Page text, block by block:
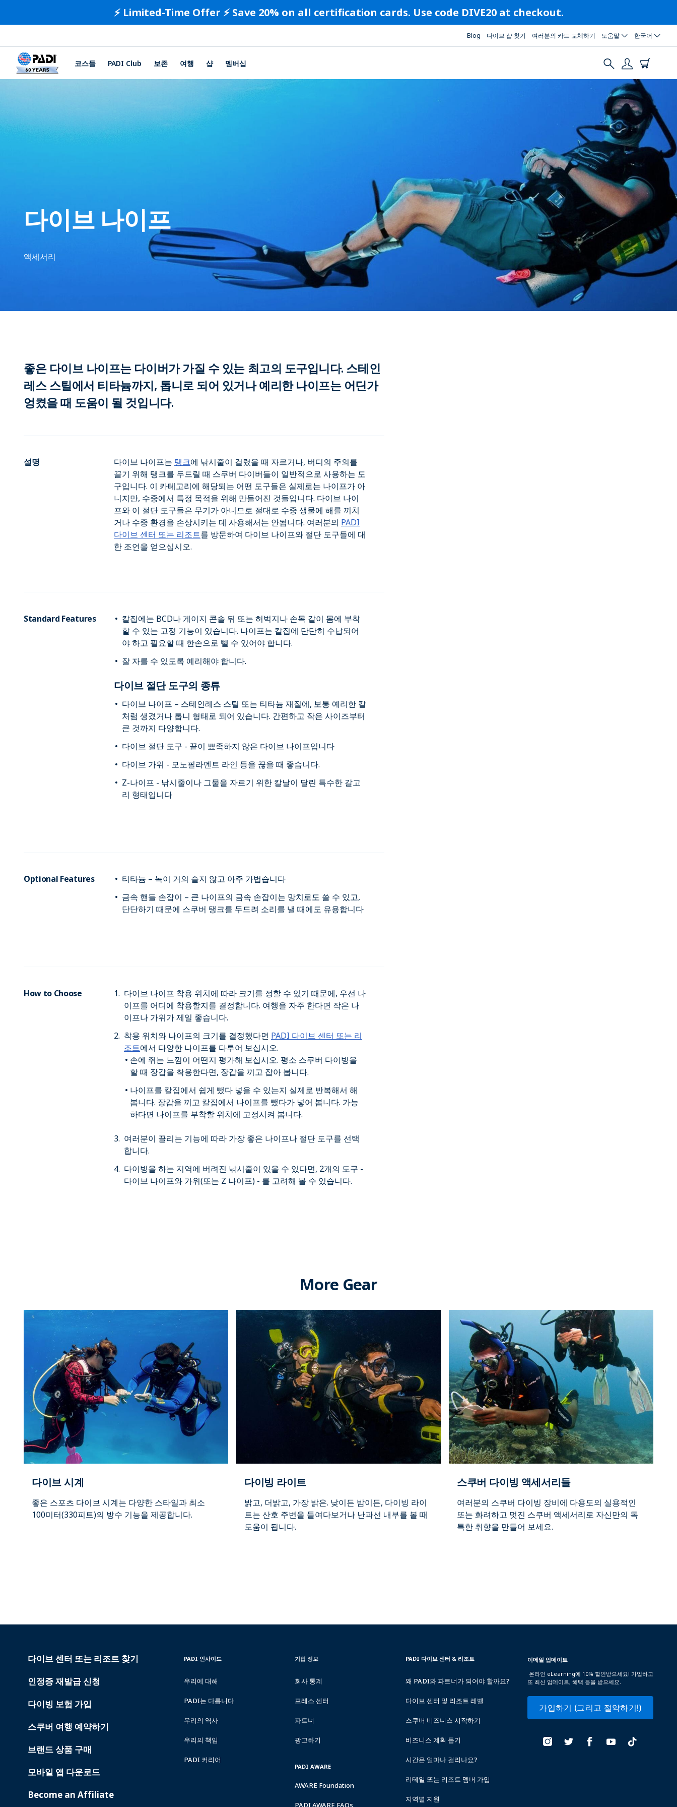
⚡️ Limited-Time Offer ⚡️ Save 20% on all certification cards. Use code DIVE20 at checkout.
Blog 다이브 샵 찾기 여러분의 카드 교체하기 도움말 한국어
코스들 PADI Club 보존 여행 샵 멤버십
다이브 나이프
액세서리
좋은 다이브 나이프는 다이버가 가질 수 있는 최고의 도구입니다. 스테인
레스 스틸에서 티타늄까지, 톱니로 되어 있거나 예리한 나이프는 어딘가
엉켰을 때 도움이 될 것입니다.
설명 다이브 나이프는 탱크에 낚시줄이 걸렸을 때 자르거나, 버디의 주의를
끌기 위해 탱크를 두드릴 때 스쿠버 다이버들이 일반적으로 사용하는 도
구입니다. 이 카테고리에 해당되는 어떤 도구들은 실제로는 나이프가 아
니지만, 수중에서 특정 목적을 위해 만들어진 것들입니다. 다이브 나이
프와 이 절단 도구들은 무기가 아니므로 절대로 수중 생물에 해를 끼치
거나 수중 환경을 손상시키는 데 사용해서는 안됩니다. 여러분의 PADI
다이브 센터 또는 리조트를 방문하여 다이브 나이프와 절단 도구들에 대
한 조언을 얻으십시오.
Standard Features
칼집에는 BCD나 게이지 콘솔 뒤 또는 허벅지나 손목 같이 몸에 부착
할 수 있는 고정 기능이 있습니다. 나이프는 칼집에 단단히 수납되어
야 하고 필요할 때 한손으로 뺄 수 있어야 합니다.
잘 자를 수 있도록 예리해야 합니다.
다이브 절단 도구의 종류
다이브 나이프 – 스테인레스 스틸 또는 티타늄 재질에, 보통 예리한 칼
처럼 생겼거나 톱니 형태로 되어 있습니다. 간편하고 작은 사이즈부터
큰 것까지 다양합니다.
다이브 절단 도구 - 끝이 뾰족하지 않은 다이브 나이프입니다
다이브 가위 - 모노필라멘트 라인 등을 끊을 때 좋습니다.
Z-나이프 - 낚시줄이나 그물을 자르기 위한 칼날이 달린 특수한 갈고
리 형태입니다
Optional Features
티타늄 – 녹이 거의 슬지 않고 아주 가볍습니다
금속 핸들 손잡이 – 큰 나이프의 금속 손잡이는 망치로도 쓸 수 있고,
단단하기 때문에 스쿠버 탱크를 두드려 소리를 낼 때에도 유용합니다
How to Choose
다이브 나이프 착용 위치에 따라 크기를 정할 수 있기 때문에, 우선 나
이프를 어디에 착용할지를 결정합니다. 여행을 자주 한다면 작은 나
이프나 가위가 제일 좋습니다.
착용 위치와 나이프의 크기를 결정했다면 PADI 다이브 센터 또는 리
조트에서 다양한 나이프를 다루어 보십시오.
손에 쥐는 느낌이 어떤지 평가해 보십시오. 평소 스쿠버 다이빙을
할 때 장갑을 착용한다면, 장갑을 끼고 잡아 봅니다.
나이프를 칼집에서 쉽게 뺐다 넣을 수 있는지 실제로 반복해서 해
봅니다. 장갑을 끼고 칼집에서 나이프를 뺐다가 넣어 봅니다. 가능
하다면 나이프를 부착할 위치에 고정시켜 봅니다.
여러분이 끌리는 기능에 따라 가장 좋은 나이프나 절단 도구를 선택
합니다.
다이빙을 하는 지역에 버려진 낚시줄이 있을 수 있다면, 2개의 도구 -
다이브 나이프와 가위(또는 Z 나이프) - 를 고려해 볼 수 있습니다.
More Gear
다이브 시계
좋은 스포츠 다이브 시계는 다양한 스타일과 최소
100미터(330피트)의 방수 기능을 제공합니다.
다이빙 라이트
밝고, 더밝고, 가장 밝은. 낮이든 밤이든, 다이빙 라이
트는 산호 주변을 들여다보거나 난파선 내부를 볼 때
도움이 됩니다.
스쿠버 다이빙 액세서리들
여러분의 스쿠버 다이빙 장비에 다용도의 실용적인
또는 화려하고 멋진 스쿠버 액세서리로 자신만의 독
특한 취향을 만들어 보세요.
이메일 업데이트
온라인 eLearning에 10% 할인받으세요! 가입하고
또 최신 업데이트, 혜택 등을 받으세요.
가입하기 (그리고 절약하기!)
PADI
SERVICES
다이브 센터 또는 리조트 찾기
인정증 재발급 신청
다이빙 보험 가입
스쿠버 여행 예약하기
브랜드 상품 구매
모바일 앱 다운로드
Become an Affiliate
INSIDE
PADI 인사이드
우리에 대해
PADI는 다릅니다
우리의 역사
우리의 책임
PADI 커리어
CORPORATE
기업 정보
회사 통계
프레스 센터
파트너
광고하기
PADI AWARE
AWARE Foundation
PADI AWARE FAQs
PADI
&
PADI 다이브 센터 & 리조트
왜 PADI와 파트너가 되어야 할까요?
다이브 센터 및 리조트 레벨
스쿠버 비즈니스 시작하기
비즈니스 계획 돕기
시간은 얼마나 걸리나요?
리테일 또는 리조트 멤버 가입
지역별 지원